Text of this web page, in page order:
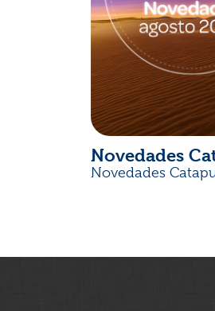
Novedades
Novedades